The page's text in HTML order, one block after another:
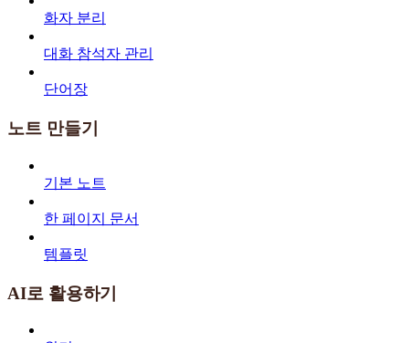
화자 분리
대화 참석자 관리
단어장
노트 만들기
기본 노트
한 페이지 문서
템플릿
AI로 활용하기